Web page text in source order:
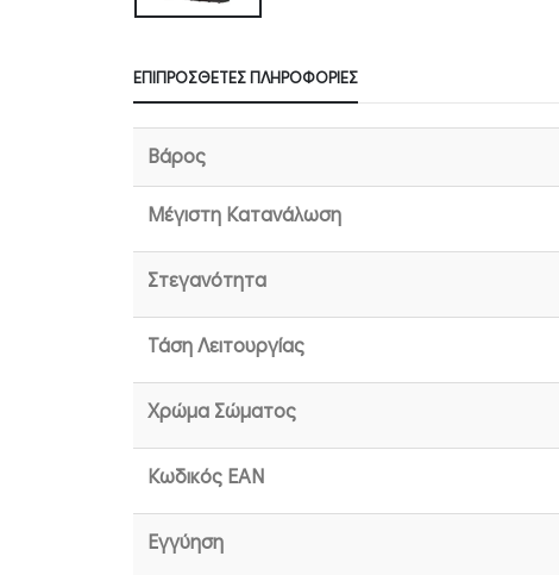
ΕΠΙΠΡΌΣΘΕΤΕΣ ΠΛΗΡΟΦΟΡΊΕΣ
Βάρος
Μέγιστη Κατανάλωση
Στεγανότητα
Τάση Λειτουργίας
Χρώμα Σώματος
Κωδικός EAN
Εγγύηση